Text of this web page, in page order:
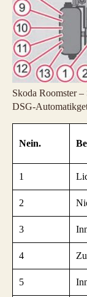
Skoda Roomster
DSG-
Nein.
1
2
3
4
5